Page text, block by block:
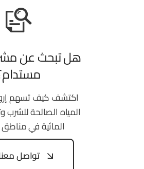
هل تبحث عن
اكتشف كيف تسهم
المياه الصالحة للشرب
المائية في مناطق
تواصل